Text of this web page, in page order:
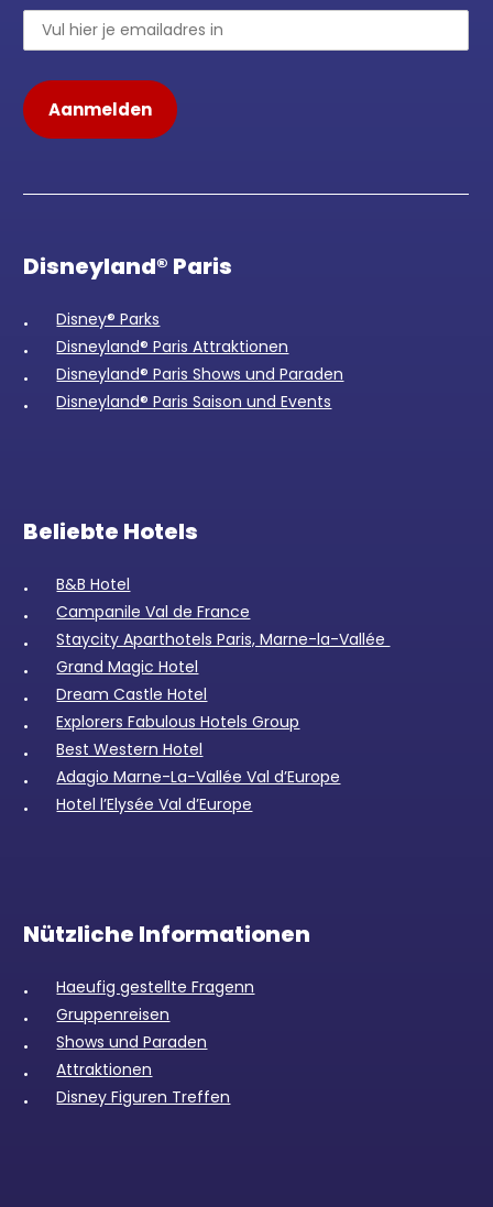
Disneyland® Paris
Disney® Parks
Disneyland® Paris Attraktionen
Disneyland® Paris Shows und Paraden
Disneyland® Paris Saison und Events
Beliebte Hotels
B&B Hotel
Campanile Val de France
Staycity Aparthotels Paris, Marne-la-Vallée
Grand Magic Hotel
Dream Castle Hotel
Explorers Fabulous Hotels Group
Best Western Hotel
Adagio Marne-La-Vallée Val d’Europe
Hotel l’Elysée Val d’Europe
Nützliche Informationen
Haeufig gestellte Fragenn
Gruppenreisen
Shows und Paraden
Attraktionen
Disney Figuren Treffen